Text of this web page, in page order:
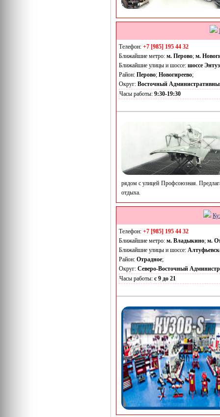
Телефон: +7 [985] 195 44 32
Ближайшие метро: м. Перово; м.
Ближайшие улицы и шоссе: шоссе
Район: Перово; Новогиреево;
Округ: Восточный
Часы работы: 9:30-19:30
рядом с улицей Профсоюзная.
отдыха.
Телефон: +7 [985] 195 44 32
Ближайшие метро: м. Владыкино; м.
Ближайшие улицы и шоссе:
Район: Отрадное;
Округ: Северо-Восточный
Часы работы: с 9 до 21